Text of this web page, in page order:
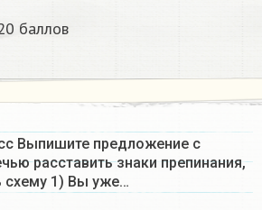
баллов
Выпишите предложение с
расставить знаки препинания,
схему 1) Вы уже…